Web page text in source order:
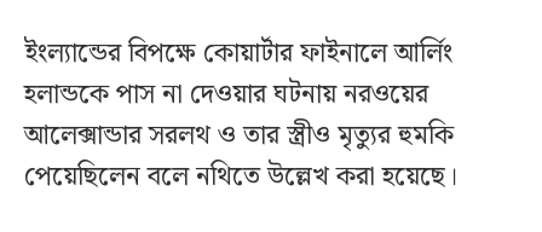
ইংল্যান্ডের বিপক্ষে কোয়ার্টার ফাইনালে আর্লিং
হলান্ডকে পাস না দেওয়ার ঘটনায় নরওয়ের
আলেক্সান্ডার সরলথ ও তার স্ত্রীও মৃত্যুর হুমকি
পেয়েছিলেন বলে নথিতে উল্লেখ করা হয়েছে।